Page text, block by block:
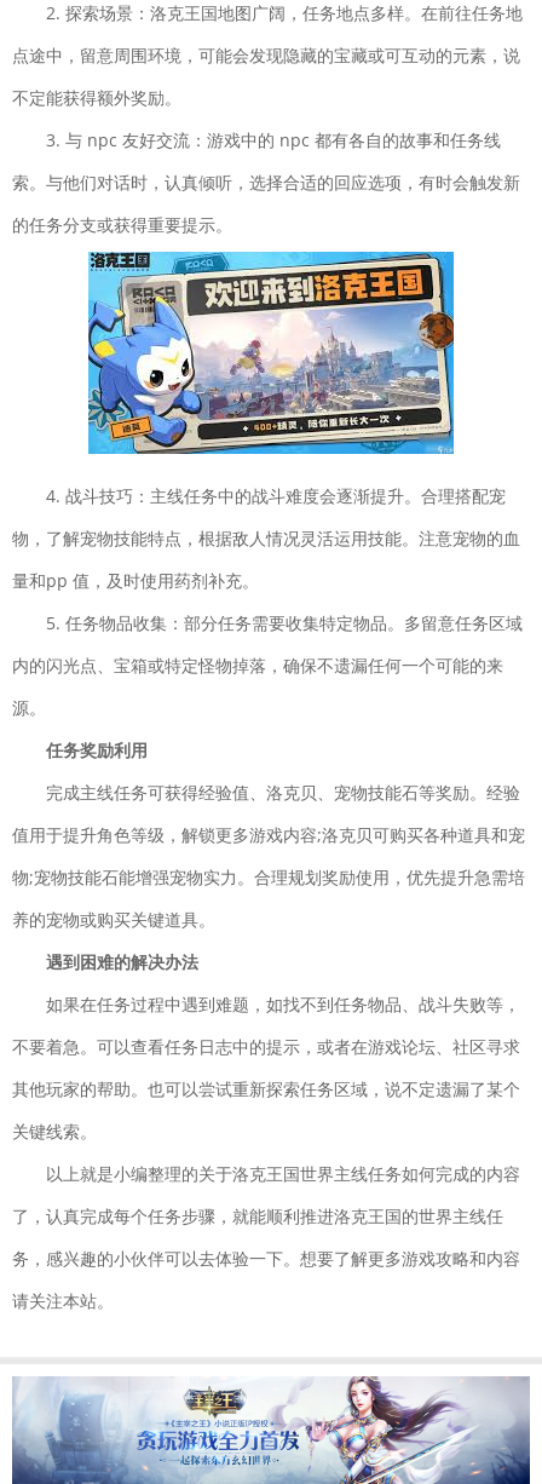
下载
神游记
下载
冒险解谜| 46.9MB
哈利波特魔法觉醒手游
光度奔跑
休闲益智| 40.47MB
仙
风剑雨录官网
版
角色扮演| 150MB
下载
极限着陆中文版破解版
策略塔防| 330MB
放置军团3D官网版
策略塔防| 215.96MB
下载
云
165.2M
修真江湖
仙侠手游| 144.4M
2. 探索场景：洛克王国地图广阔，任务地点多样。在前往任务地
点途中，留意周围环境，可能会发现隐藏的宝藏或可互动的元素，说
不定能获得额外奖励。
3. 与 npc 友好交流：游戏中的 npc 都有各自的故事和任务线
索。与他们对话时，认真倾听，选择合适的回应选项，有时会触发新
的任务分支或获得重要提示。
4. 战斗技巧：主线任务中的战斗难度会逐渐提升。合理搭配宠
物，了解宠物技能特点，根据敌人情况灵活运用技能。注意宠物的血
量和pp 值，及时使用药剂补充。
5. 任务物品收集：部分任务需要收集特定物品。多留意任务区域
内的闪光点、宝箱或特定怪物掉落，确保不遗漏任何一个可能的来
源。
任务奖励利用
完成主线任务可获得经验值、洛克贝、宠物技能石等奖励。经验
值用于提升角色等级，解锁更多游戏内容;洛克贝可购买各种道具和宠
物;宠物技能石能增强宠物实力。合理规划奖励使用，优先提升急需培
养的宠物或购买关键道具。
遇到困难的解决办法
如果在任务过程中遇到难题，如找不到任务物品、战斗失败等，
不要着急。可以查看任务日志中的提示，或者在游戏论坛、社区寻求
其他玩家的帮助。也可以尝试重新探索任务区域，说不定遗漏了某个
关键线索。
以上就是小编整理的关于洛克王国世界主线任务如何完成的内容
了，认真完成每个任务步骤，就能顺利推进洛克王国的世界主线任
务，感兴趣的小伙伴可以去体验一下。想要了解更多游戏攻略和内容
请关注本站。